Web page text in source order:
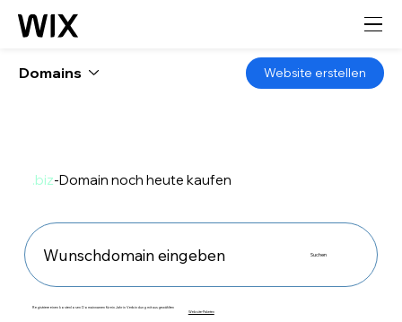
Domains Website erstellen
.biz-Domain noch heute kaufen
Suchen
Registriere einen kostenlosen Domainnamen für ein Jahr in Verbindung mit ausgewählten
Website-Paketen